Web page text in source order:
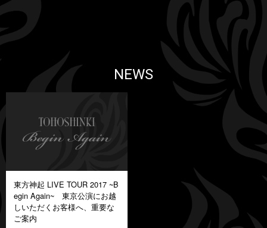
NEWS
東方神起 LIVE TOUR 2017 ~B
egin Again~ 東京公演にお越
しいただくお客様へ、重要な
ご案内